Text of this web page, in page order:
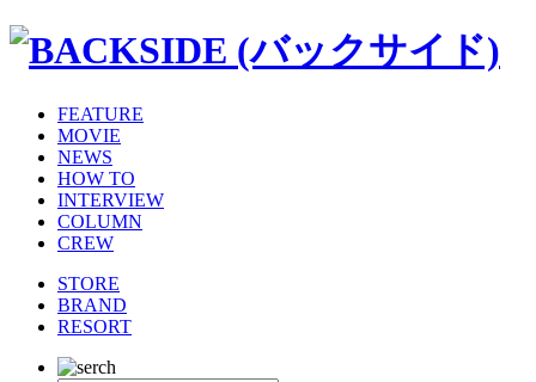
FEATURE
MOVIE
NEWS
HOW TO
INTERVIEW
COLUMN
CREW
STORE
BRAND
RESORT